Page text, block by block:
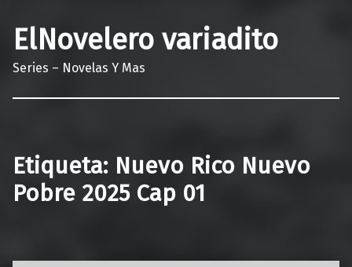
ElNovelero variadito
Series – Novelas Y Mas
Etiqueta: Nuevo Rico Nuevo
Pobre 2025 Cap 01